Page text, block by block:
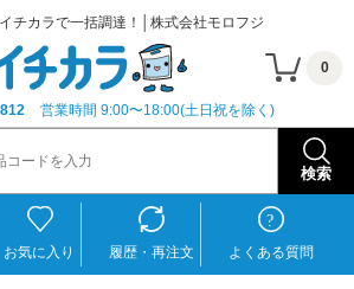
チカラで一括調達！│株式会社モロフジ
0
営業時間 9:00〜18:00(土日祝を除く)
お気に入り 履歴・再注文 よくある質問